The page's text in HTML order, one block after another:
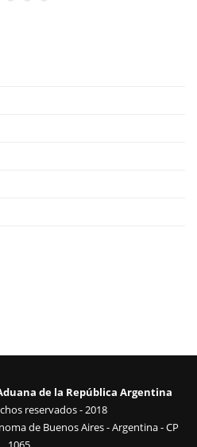
de la República Argentina
reservados - 2018
de Buenos Aires - Argentina - CP